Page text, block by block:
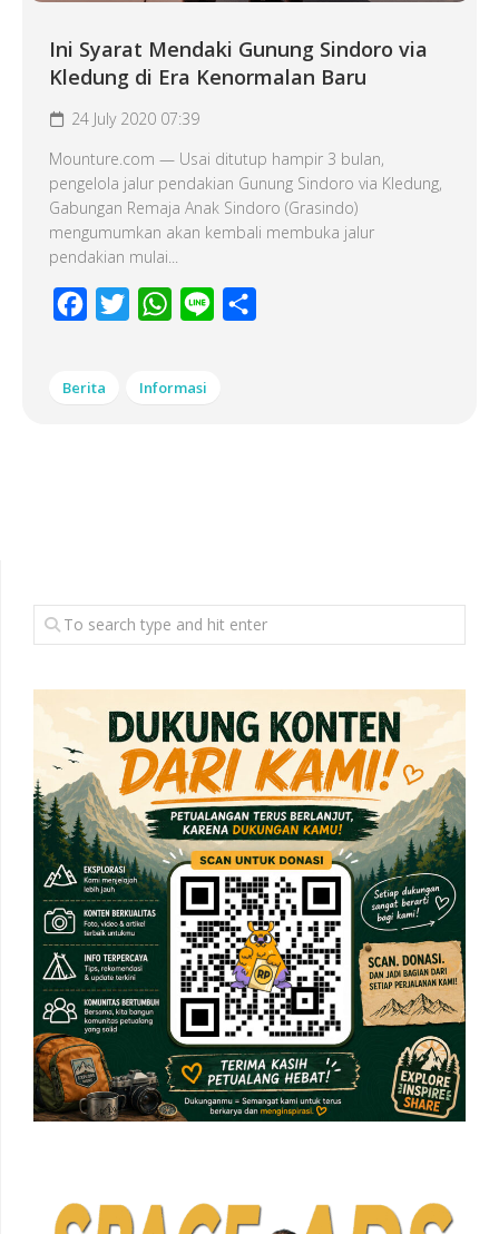
Ini Syarat Mendaki Gunung Sindoro via
Kledung di Era Kenormalan Baru
24 July 2020 07:39
Mounture.com — Usai ditutup hampir 3 bulan,
pengelola jalur pendakian Gunung Sindoro via Kledung,
Gabungan Remaja Anak Sindoro (Grasindo)
mengumumkan akan kembali membuka jalur
pendakian mulai...
Facebook
Twitter WhatsApp
Line
Berita Informasi